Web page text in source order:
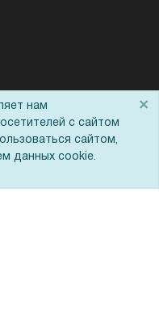
нам
с сайтом
сайтом,
данных cookie.
×